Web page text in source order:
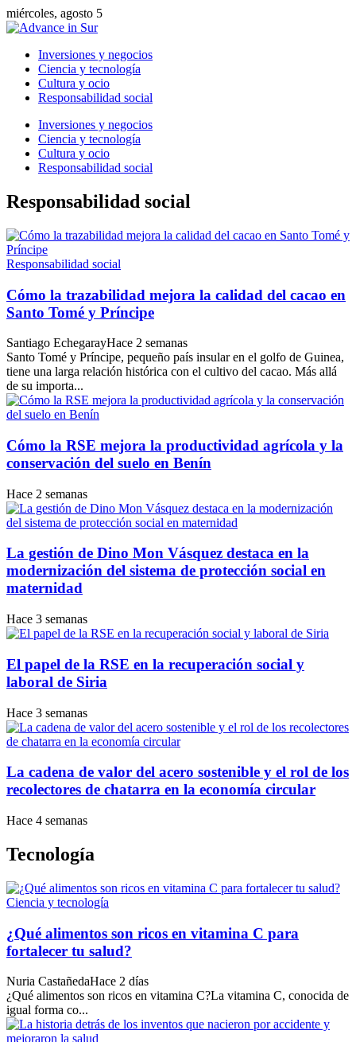
miércoles, agosto 5
Inversiones y negocios
Ciencia y tecnología
Cultura y ocio
Responsabilidad social
Inversiones y negocios
Ciencia y tecnología
Cultura y ocio
Responsabilidad social
Responsabilidad social
Responsabilidad social
Cómo la trazabilidad mejora la calidad del cacao en
Santo Tomé y Príncipe
Santiago EchegarayHace 2 semanas
Santo Tomé y Príncipe, pequeño país insular en el golfo de Guinea,
tiene una larga relación histórica con el cultivo del cacao. Más allá
de su importa...
Cómo la RSE mejora la productividad agrícola y la
conservación del suelo en Benín
Hace 2 semanas
La gestión de Dino Mon Vásquez destaca en la
modernización del sistema de protección social en
maternidad
Hace 3 semanas
El papel de la RSE en la recuperación social y
laboral de Siria
Hace 3 semanas
La cadena de valor del acero sostenible y el rol de los
recolectores de chatarra en la economía circular
Hace 4 semanas
Tecnología
Ciencia y tecnología
¿Qué alimentos son ricos en vitamina C para
fortalecer tu salud?
Nuria CastañedaHace 2 días
¿Qué alimentos son ricos en vitamina C?La vitamina C, conocida de
igual forma co...